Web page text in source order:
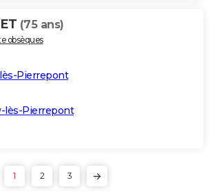
(75 ans)
obsèques
Pierrepont
lès-Pierrepont
1 2 3